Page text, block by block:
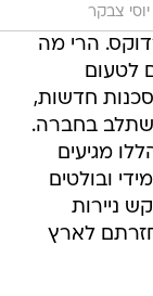
יוסי צבקר
הרי מה
לטעום
חדשות,
בחברה.
מגיעים
ובולטים
ניירות
לארץ